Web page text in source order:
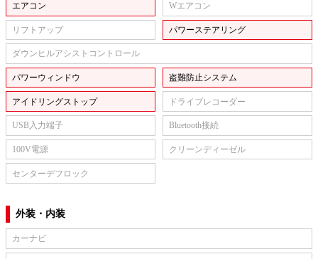
エアコン Wエアコン
リフトアップ パワーステアリング
ダウンヒルアシストコントロール
パワーウィンドウ 盗難防止システム
アイドリングストップ ドライブレコーダー
USB入力端子 Bluetooth接続
100V電源 クリーンディーゼル
センターデフロック
外装・内装
カーナビ